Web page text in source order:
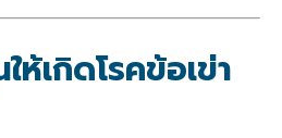
ห้เกิดโรคข้อเข่า